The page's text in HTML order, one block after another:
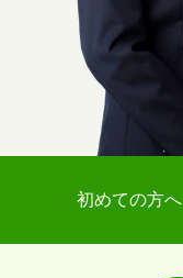
初めての方へ